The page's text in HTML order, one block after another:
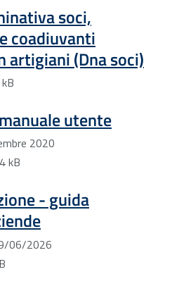
soci,
coadiuvanti
artigiani (Dna soci)
484.92 kB
utente
1009.44 kB
2020
kB
- guida1.70 MB
06/2026